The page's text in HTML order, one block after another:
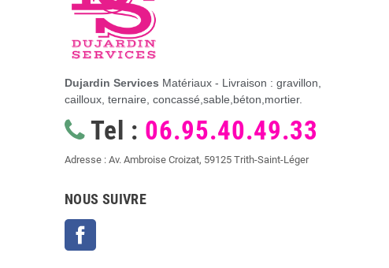
Dujardin Services Matériaux - Livraison : gravillon,
cailloux, ternaire, concassé,sable,béton,mortier.
Tel : 06.95.40.49.33
Adresse : Av. Ambroise Croizat, 59125 Trith-Saint-Léger
NOUS SUIVRE